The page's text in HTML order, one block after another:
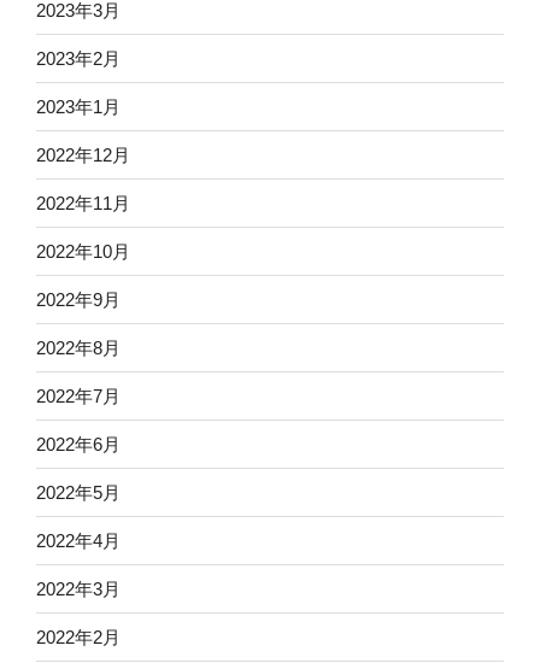
2023年3月
2023年2月
2023年1月
2022年12月
2022年11月
2022年10月
2022年9月
2022年8月
2022年7月
2022年6月
2022年5月
2022年4月
2022年3月
2022年2月